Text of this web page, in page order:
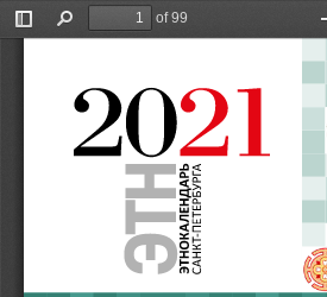
Toggle
Find
of 99